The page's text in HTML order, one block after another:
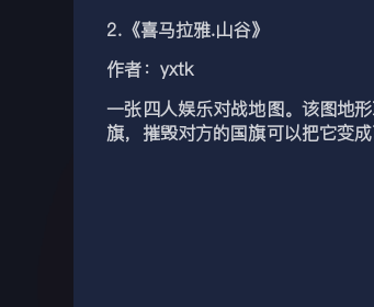
2.《喜马拉雅.山谷》
作者：yxtk
一张四人娱乐对战地图。该图地
旗，摧毁对方的国旗可以把它变